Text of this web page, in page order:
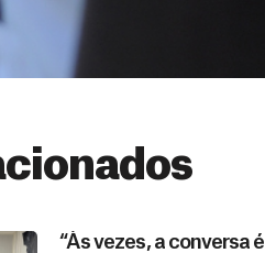
“Às vezes, a conversa é